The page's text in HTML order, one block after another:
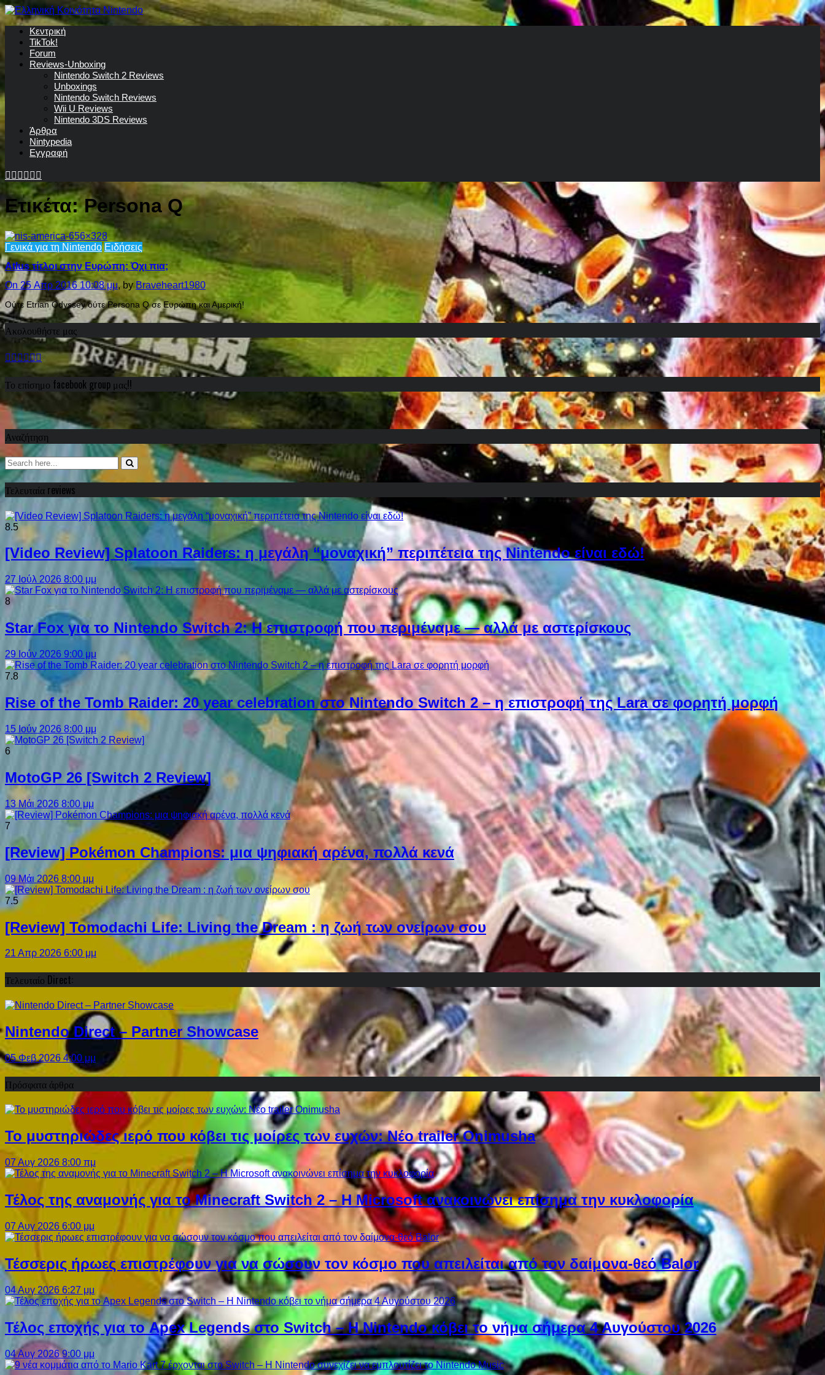
Κεντρική
TikTok!
Forum
Reviews-Unboxing
Nintendo Switch 2 Reviews
Unboxings
Nintendo Switch Reviews
Wii U Reviews
Nintendo 3DS Reviews
Άρθρα
Nintypedia
Εγγραφή
Ετικέτα:Persona Q
Γενικά για τη Nintendo Ειδήσεις
Atlus τίτλοι στην Ευρώπη: Όχι πια;
On 25 Απρ 2016 10:08 μμ, by Braveheart1980
Ούτε Etrian Odyssey ούτε Persona Q σε Ευρώπη και Αμερική!
Ακολουθήστε μας
Το επίσημο facebook group μας!!
Αναζήτηση
Τελευταία reviews
8.5
[Video Review] Splatoon Raiders: η μεγάλη “μοναχική” περιπέτεια της Nintendo είναι εδώ!
27 Ιούλ 2026 8:00 μμ
8
Star Fox για το Nintendo Switch 2: Η επιστροφή που περιμέναμε — αλλά με αστερίσκους
29 Ιούν 2026 9:00 μμ
7.8
Rise of the Tomb Raider: 20 year celebration στο Nintendo Switch 2 – η επιστροφή της Lara σε φορητή μορφή
15 Ιούν 2026 8:00 μμ
6
MotoGP 26 [Switch 2 Review]
13 Μάι 2026 8:00 μμ
7
[Review] Pokémon Champions: μια ψηφιακή αρένα, πολλά κενά
09 Μάι 2026 8:00 μμ
7.5
[Review] Tomodachi Life: Living the Dream : η ζωή των ονείρων σου
21 Απρ 2026 6:00 μμ
Τελευταίο Direct:
Nintendo Direct – Partner Showcase
05 Φεβ 2026 4:00 μμ
Πρόσφατα άρθρα
Το μυστηριώδες ιερό που κόβει τις μοίρες των ευχών: Νέο trailer Onimusha
07 Αυγ 2026 8:00 πμ
Τέλος της αναμονής για το Minecraft Switch 2 – Η Microsoft ανακοινώνει επίσημα την κυκλοφορία
07 Αυγ 2026 6:00 μμ
Τέσσερις ήρωες επιστρέφουν για να σώσουν τον κόσμο που απειλείται από τον δαίμονα-θεό Balor
04 Αυγ 2026 6:27 μμ
Τέλος εποχής για το Apex Legends στο Switch – Η Nintendo κόβει το νήμα σήμερα 4 Αυγούστου 2026
04 Αυγ 2026 9:00 μμ